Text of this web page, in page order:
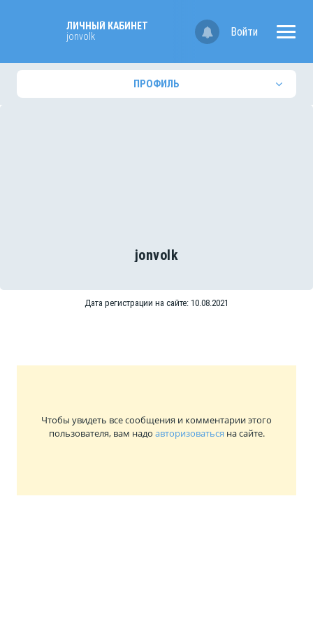
ЛИЧНЫЙ КАБИНЕТ
jonvolk
Войти
ПРОФИЛЬ
jonvolk
Дата регистрации на сайте: 10.08.2021
Чтобы увидеть все сообщения и комментарии этого
пользователя, вам надо авторизоваться на сайте.